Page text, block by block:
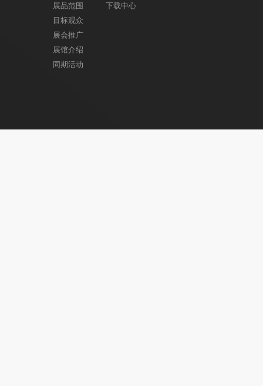
展品范围
目标观众
展会推广
展馆介绍
同期活动
下载中心